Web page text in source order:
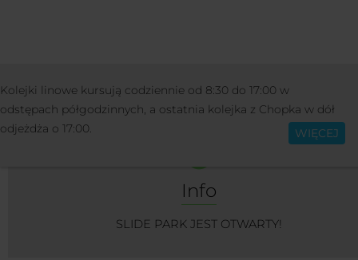
Polski
ZAJĘCIA ZAJĘCIA LETNIE
Info
SLIDE PARK JEST OTWARTY!
Kolejki linowe kursują codziennie od 8:30 do 17:00 w
odstępach półgodzinnych, a ostatnia kolejka z Chopka w dół
odjeżdża o 17:00.
WIĘCEJ